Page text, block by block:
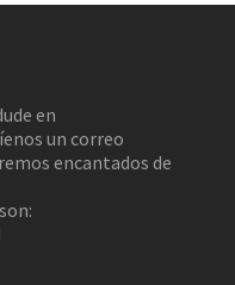
en
un correo
encantados de